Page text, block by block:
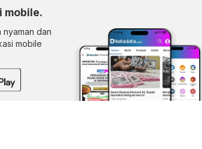
mobile.
nyaman dan
mobile